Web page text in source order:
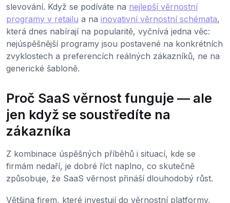
slevování. Když se podíváte na nejlepší věrnostní
programy v retailu a na inovativní věrnostní schémata,
která dnes nabírají na popularitě, vyčnívá jedna věc:
nejúspěšnější programy jsou postavené na konkrétních
zvyklostech a preferencích reálných zákazníků, ne na
generické šabloně.
Proč SaaS věrnost funguje — ale
jen když se soustředíte na
zákazníka
Z kombinace úspěšných příběhů i situací, kde se
firmám nedaří, je dobré říct naplno, co skutečně
způsobuje, že SaaS věrnost přináší dlouhodobý růst.
Většina firem, které investují do věrnostní platformy,